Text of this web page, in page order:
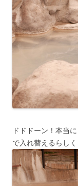
ドドドーン！本当
で入れ替えるらし